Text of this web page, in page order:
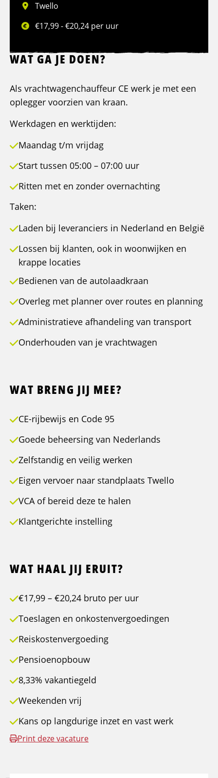
Twello
€17,99 - €20,24 per uur
WAT GA JE DOEN?
Als vrachtwagenchauffeur CE werk je met een
oplegger voorzien van kraan.
Werkdagen en werktijden:
Maandag t/m vrijdag
Start tussen 05:00 – 07:00 uur
Ritten met en zonder overnachting
Taken:
Laden bij leveranciers in Nederland en België
Lossen bij klanten, ook in woonwijken en
krappe locaties
Bedienen van de autolaadkraan
Overleg met planner over routes en planning
Administratieve afhandeling van transport
Onderhouden van je vrachtwagen
WAT BRENG JIJ MEE?
CE-rijbewijs en Code 95
Goede beheersing van Nederlands
Zelfstandig en veilig werken
Eigen vervoer naar standplaats Twello
VCA of bereid deze te halen
Klantgerichte instelling
WAT HAAL JIJ ERUIT?
€17,99 – €20,24 bruto per uur
Toeslagen en onkostenvergoedingen
Reiskostenvergoeding
Pensioenopbouw
8,33% vakantiegeld
Weekenden vrij
Kans op langdurige inzet en vast werk
Print deze vacature